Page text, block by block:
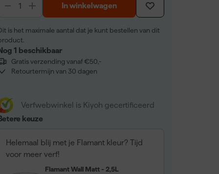
In winkelwagen
is het maximale aantal dat je kunt bestellen van dit
1 beschikbaar
Gratis verzending vanaf €50,-
Retourtermijn van 30 dagen
Verfwebwinkel is Kiyoh gecertificeerd
keuze
Helemaal blij met je Flamant kleur? Tijd
voor meer verf!
Flamant Wall Matt - 2,5L